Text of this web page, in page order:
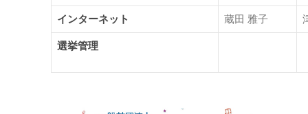
インターネット 蔵田 雅子
選挙管理